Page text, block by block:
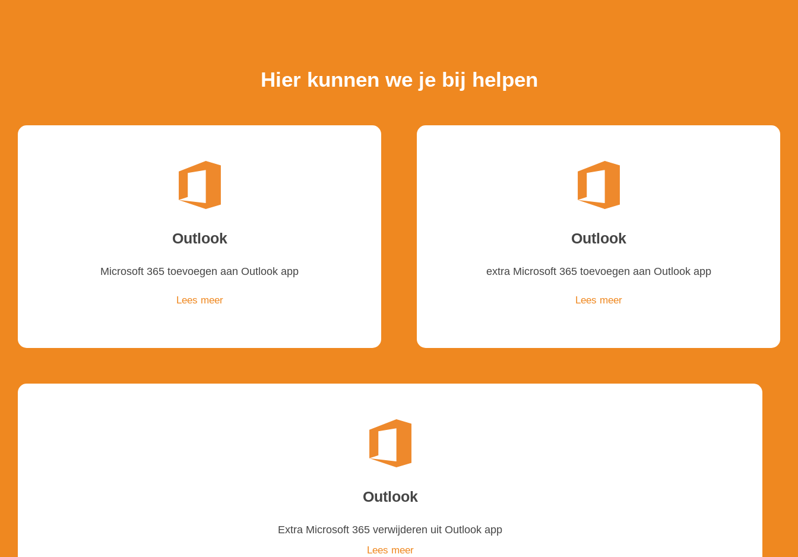
Hier kunnen we je bij helpen
Outlook
Microsoft 365 toevoegen aan Outlook app
Lees meer
Outlook
extra Microsoft 365 toevoegen aan Outlook app
Lees meer
Outlook
Extra Microsoft 365 verwijderen uit Outlook app
Lees meer